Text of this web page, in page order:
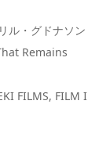
ル・グドナソン
Remains
FILMS, FILM I